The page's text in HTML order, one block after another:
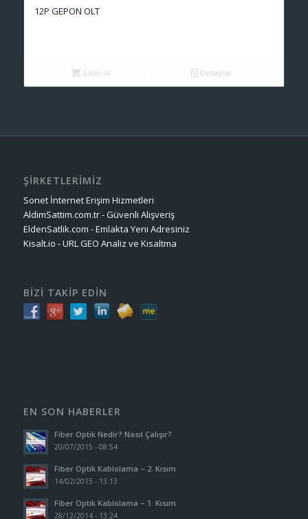
12P GEPON OLT
Satın Al Detaylar
ŞİRKETLERİMİZ
Sonet İnternet Erişim Hizmetleri
AldimSattim.com.tr - Güvenli Alışveriş
EldenSatlik.com - Emlakta Yeni Adresiniz
Kisalt.io - URL GEO Analiz ve Kısaltma
BİZİ TAKİP EDİN
EN SON HABERLER
Fiber Optik Nedir? Nasıl Çalışır?
20/07/2015 - 08:54
Fiber Optik Kablolama – 2. Kısım
14/02/2015 - 13:13
Fiber Optik Kablolama – 1. Kısım
28/12/2014 - 13:24